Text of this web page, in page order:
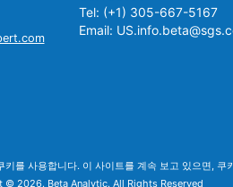
Tel: (+1) 305-667-5167
Email:
를 사용합니다. 이 사이트를 계속 보고 있으면, 쿠
© 2026. Beta Analytic. All Rights Reserved